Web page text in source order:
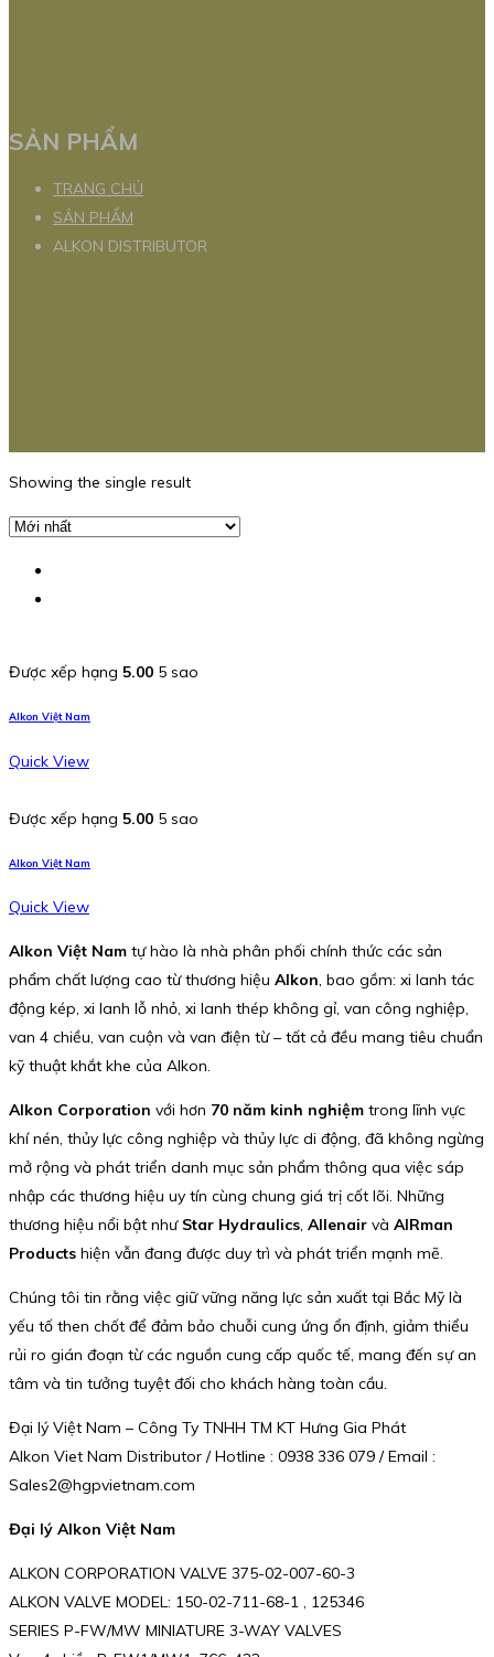
SẢN PHẨM
TRANG CHỦ
SẢN PHẨM
ALKON DISTRIBUTOR
Showing the single result
Được xếp hạng 5.00 5 sao
Alkon Việt Nam
Quick View
Được xếp hạng 5.00 5 sao
Alkon Việt Nam
Quick View
Alkon Việt Nam tự hào là nhà phân phối chính thức các sản
phẩm chất lượng cao từ thương hiệu Alkon, bao gồm: xi lanh tác
động kép, xi lanh lỗ nhỏ, xi lanh thép không gỉ, van công nghiệp,
van 4 chiều, van cuộn và van điện từ – tất cả đều mang tiêu chuẩn
kỹ thuật khắt khe của Alkon.
Alkon Corporation với hơn 70 năm kinh nghiệm trong lĩnh vực
khí nén, thủy lực công nghiệp và thủy lực di động, đã không ngừng
mở rộng và phát triển danh mục sản phẩm thông qua việc sáp
nhập các thương hiệu uy tín cùng chung giá trị cốt lõi. Những
thương hiệu nổi bật như Star Hydraulics, Allenair và AIRman
Products hiện vẫn đang được duy trì và phát triển mạnh mẽ.
Chúng tôi tin rằng việc giữ vững năng lực sản xuất tại Bắc Mỹ là
yếu tố then chốt để đảm bảo chuỗi cung ứng ổn định, giảm thiểu
rủi ro gián đoạn từ các nguồn cung cấp quốc tế, mang đến sự an
tâm và tin tưởng tuyệt đối cho khách hàng toàn cầu.
Đại lý Việt Nam – Công Ty TNHH TM KT Hưng Gia Phát
Alkon Viet Nam Distributor / Hotline : 0938 336 079 / Email :
Sales2@hgpvietnam.com
Đại lý Alkon Việt Nam
ALKON CORPORATION VALVE 375-02-007-60-3
ALKON VALVE MODEL: 150-02-711-68-1 , 125346
SERIES P-FW/MW MINIATURE 3-WAY VALVES